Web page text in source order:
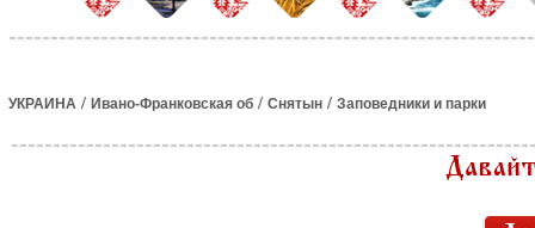
УКРАИНА / Ивано-Франковская об / Снятын / Заповедники и парки